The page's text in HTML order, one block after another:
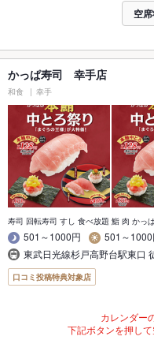
空
かっぱ寿司 幸手店
和食 幸手
寿司 回転寿司 すし 食べ放題 鮨 肉 かっ
501～1000円
501～1000
東武日光線杉戸高野台駅東口
口コミ投稿特典対象店
カレンダー
下記ボタンを押して